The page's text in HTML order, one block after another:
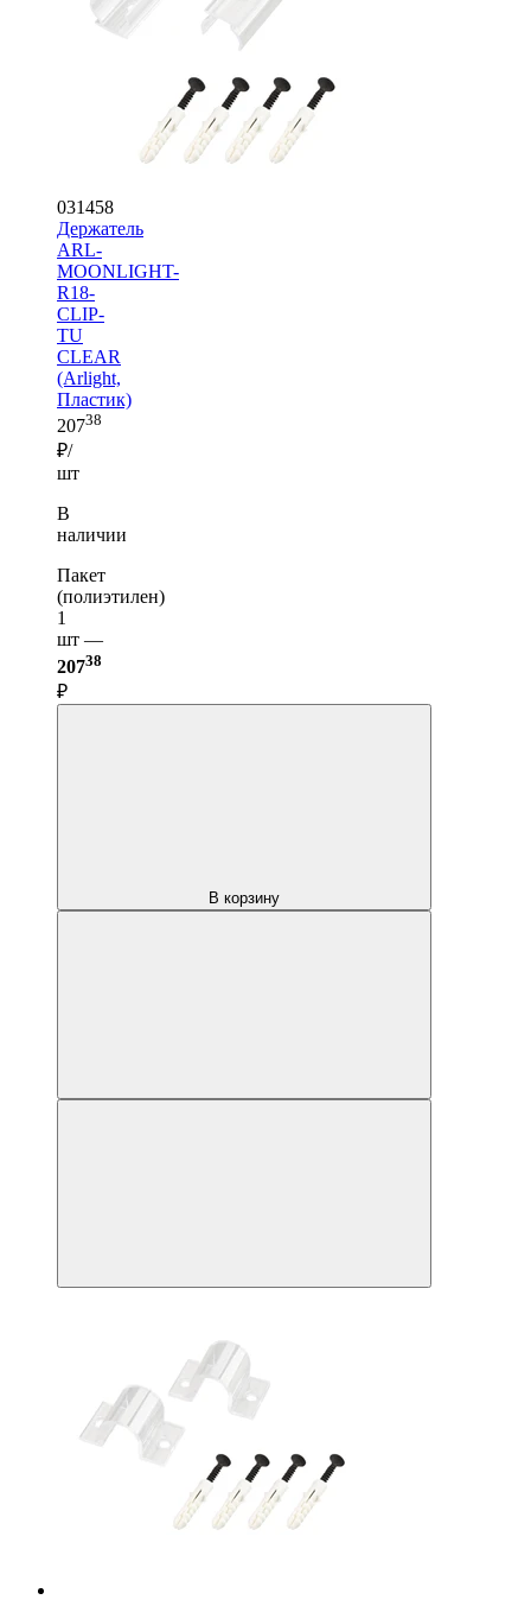
031458
Держатель
ARL-
MOONLIGHT-
R18-
CLIP-
TU
CLEAR
(Arlight,
Пластик)
20738
₽/
шт
В
наличии
Пакет
(полиэтилен)
1
шт —
20738
₽
В корзину